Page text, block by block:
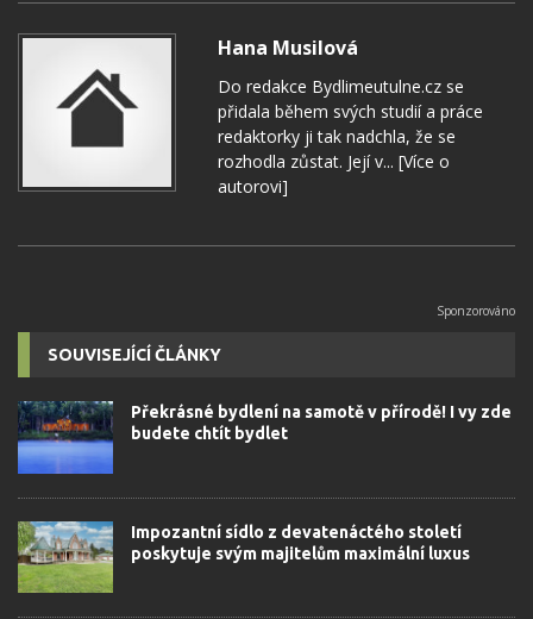
Hana Musilová
Do redakce Bydlimeutulne.cz se
přidala během svých studií a práce
redaktorky ji tak nadchla, že se
rozhodla zůstat. Její v... [Více o
autorovi]
SOUVISEJÍCÍ ČLÁNKY
Překrásné bydlení na samotě v přírodě! I vy zde
budete chtít bydlet
Impozantní sídlo z devatenáctého století
poskytuje svým majitelům maximální luxus